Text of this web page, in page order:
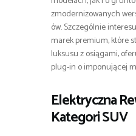
zmodernizowanych
ów. Szczególnie
marek premium, które
luksusu z osiągami,
plug-in o imponującej
Elektryczna
Kategori SUV